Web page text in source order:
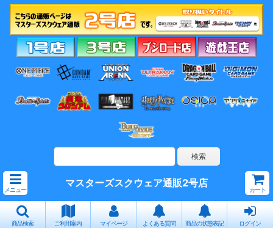
メニュー
マスターズスクウェア通販2号店
カート
商品検索 ご利用案内 マイページ よくある質問 商品の状態表記 ログイン